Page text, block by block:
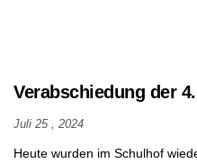
Verabschiedung der
Juli 25 , 2024
Heute wurden im Schulhof